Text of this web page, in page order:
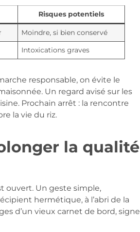
Risques potentiels
Moindre, si bien conservé
Intoxications graves
responsable, on évite le
Un regard avisé sur les
Prochain arrêt : la rencontre
la vie du riz.
la qualité
ouvert. Un geste simple,
hermétique, à l’abri de la
d’un vieux carnet de bord, signe